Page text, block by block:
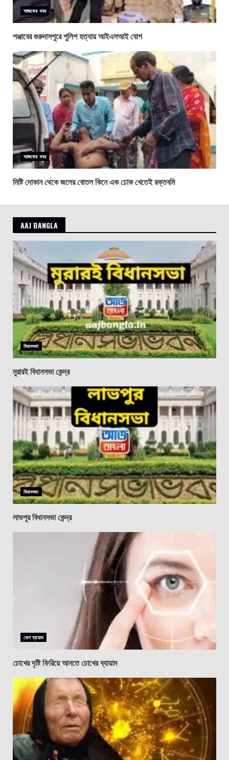
আজকের খবর
পঞ্জাবের গুরুদাসপুরে পুলিশ হত্যায় আইএসআই যোগ
আজকের খবর
মিষ্টি দোকান থেকে জলের বোতল কিনে এক ঢোক খেতেই রক্তবমি
AAJ BANGLA
বিধানসভা
মুরারই বিধানসভা কেন্দ্র
বিধানসভা
লাভপুর বিধানসভা কেন্দ্র
যোগ ব্যায়াম
চোখের দৃষ্টি ফিরিয়ে আনতে চোখের ব্যায়াম